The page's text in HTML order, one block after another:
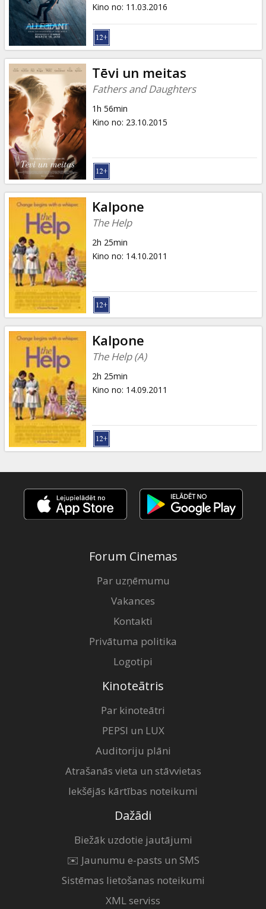
Kino no: 11.03.2016
Tēvi un meitas
Fathers and Daughters
1h 56min
Kino no: 23.10.2015
Kalpone
The Help
2h 25min
Kino no: 14.10.2011
Kalpone
The Help (A)
2h 25min
Kino no: 14.09.2011
Forum Cinemas
Par uzņēmumu
Vakances
Kontakti
Privātuma politika
Logotipi
Kinoteātris
Par kinoteātri
PEPSI un LUX
Auditoriju plāni
Atrašanās vieta un stāvvietas
Iekšējās kārtības noteikumi
Dažādi
Biežāk uzdotie jautājumi
✉️ Jaunumu e-pasts un SMS
Sistēmas lietošanas noteikumi
XML serviss